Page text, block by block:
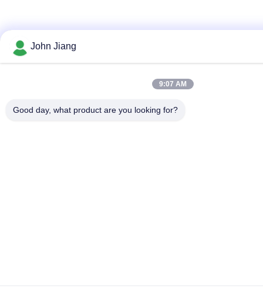
John Jiang
9:07 AM
Good day, what product are you looking for?